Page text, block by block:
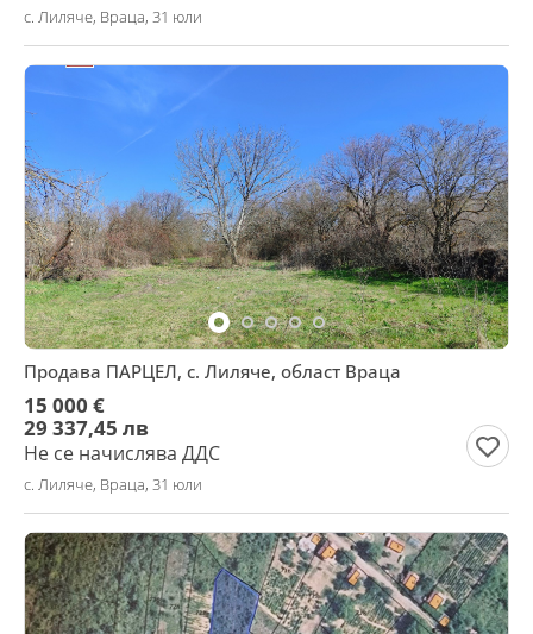
с. Лиляче, Враца, 31 юли
Продава ПАРЦЕЛ, с. Лиляче, област Враца
15 000 €
29 337,45 лв
Не се начислява ДДС
с. Лиляче, Враца, 31 юли